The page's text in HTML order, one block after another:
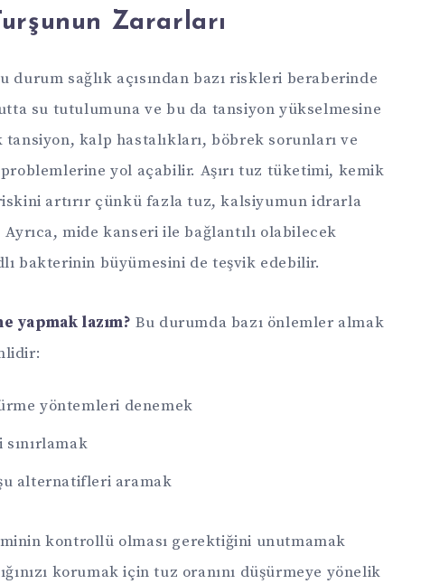
Zararları
durum sağlık açısından bazı riskleri beraberinde
su tutulumuna ve bu da tansiyon yükselmesine
kalp hastalıkları, böbrek sorunları ve
yol açabilir. Aşırı tuz tüketimi, kemik
artırır çünkü fazla tuz, kalsiyumun idrarla
Ayrıca, mide kanseri ile bağlantılı olabilecek
bakterinin büyümesini de teşvik edebilir.
yapmak lazım? Bu durumda bazı önlemler almak
yöntemleri denemek
alternatifleri aramak
kontrollü olması gerektiğini unutmamak
korumak için tuz oranını düşürmeye yönelik